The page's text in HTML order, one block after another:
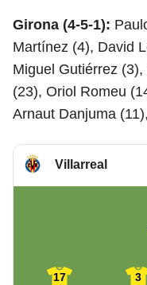
Girona (4-5-1):
Martínez (4), David
Miguel Gutiérrez
(23), Oriol Romeu
Arnaut Danjuma
Villarreal
17
3